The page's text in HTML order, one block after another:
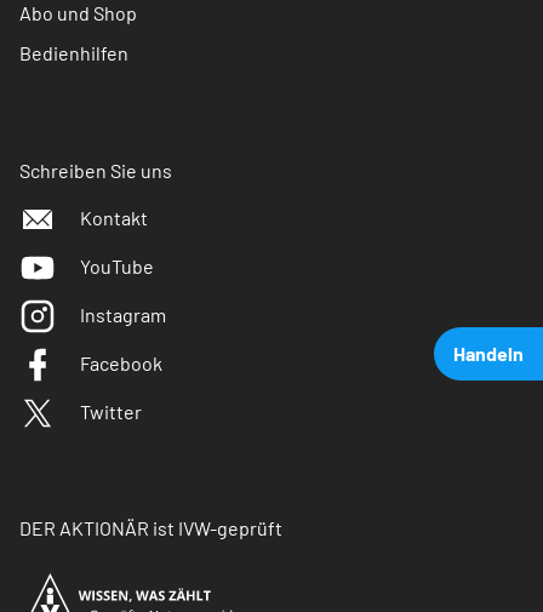
Handeln
Abo und Shop
Bedienhilfen
Schreiben Sie uns
Kontakt
YouTube
Instagram
Facebook
Twitter
DER AKTIONÄR ist IVW-geprüft